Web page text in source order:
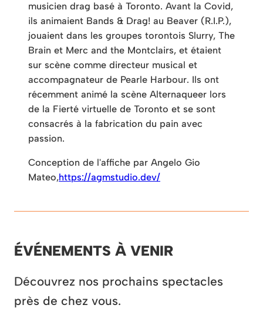
musicien drag basé à Toronto. Avant la Covid,
ils animaient Bands & Drag! au Beaver (R.I.P.),
jouaient dans les groupes torontois Slurry, The
Brain et Merc and the Montclairs, et étaient
sur scène comme directeur musical et
accompagnateur de Pearle Harbour. Ils ont
récemment animé la scène Alternaqueer lors
de la Fierté virtuelle de Toronto et se sont
consacrés à la fabrication du pain avec
passion.
Conception de l'affiche par Angelo Gio
Mateo,https://agmstudio.dev/
ÉVÉNEMENTS À VENIR
Découvrez nos prochains spectacles
près de chez vous.